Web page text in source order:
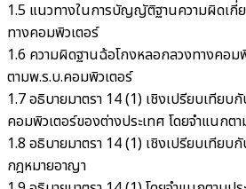
1.5 แนวทางในการบัญญัติฐานความผิดเกี่
ทางคอมพิวเตอร์
1.6 ความผิดฐานฉ้อโกงหลอกลวงทางคอม
ตามพ.ร.บ.คอมพิวเตอร์
1.7 อธิบายมาตรา 14 (1) เชิงเปรียบเทียบ
คอมพิวเตอร์ของต่างประเทศ โดยจำแนกต
1.8 อธิบายมาตรา 14 (1) เชิงเปรียบเทียบ
กฎหมายอาญา